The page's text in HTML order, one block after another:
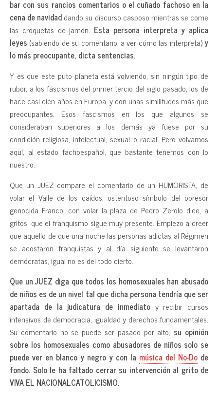
bar con sus rancios comentarios o el cuñado fachoso en la
cena de navidaddando su discurso casposo mientras se come
las croquetas de jamón. Esta persona interpreta y aplica
leyes (sabiendo de su comentario, a ver cómo las interpreta)y
lo más preocupante, dicta sentencias.
Y es que este puto planeta está volviendo, sin ningún tipo de
rubor, a los fascismos del primer tercio del siglo pasado, los de
hace casi cien años en Europa, y con unas similitudes más que
preocupantes. Esos fascismos en los que algunos se
consideraban superiores a los demás ya fuese por su
condición religiosa, intelectual, sexual o racial. Pero volvamos
aquí, al estado fachoespañol, que bastante tenemos con lo
nuestro.
Que un JUEZ compare el comentario de un HUMORISTA, de
volar el Valle de los caídos, ostentoso símbolo del opresor
genocida Franco, con volar la plaza de Pedro Zerolo dice, a
gritos, que el franquismo sigue muy presente. Empiezo a creer
que aquello de que una noche las personas adictas al Régimen
se acostaron franquistas y al día siguiente se levantaron
demócratas, igual no es del todo cierto.
Que un JUEZ diga que todos los homosexuales han abusado
de niños es de un nivel tal que dicha persona tendría que ser
apartada de la judicatura de inmediatoy recibir cursos
intensivos de democracia, igualdad y derechos fundamentales.
Su comentario no se puede ser pasado por alto, su opinión
sobre los homosexuales como abusadores de niños solo se
puede ver en blanco y negro y con la música del No-Do de
fondo. Solo le ha faltado cerrar su intervención al grito de
VIVA EL NACIONALCATOLICISMO.